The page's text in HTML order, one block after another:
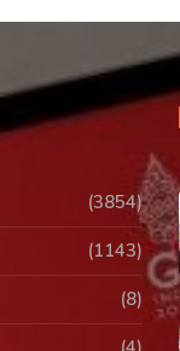
(3854)
(1143)
(8)